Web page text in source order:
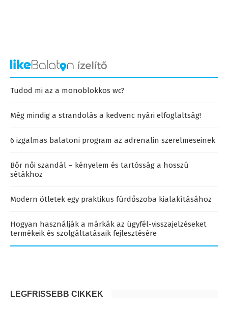
Tudod mi az a monoblokkos wc?
Még mindig a strandolás a kedvenc nyári elfoglaltság!
6 izgalmas balatoni program az adrenalin szerelmeseinek
Bőr női szandál – kényelem és tartósság a hosszú
sétákhoz
Modern ötletek egy praktikus fürdőszoba kialakításához
Hogyan használják a márkák az ügyfél-visszajelzéseket
termékeik és szolgáltatásaik fejlesztésére
LEGFRISSEBB CIKKEK